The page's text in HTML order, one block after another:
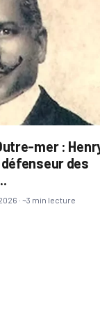
mer :
des
· ~3 min lecture